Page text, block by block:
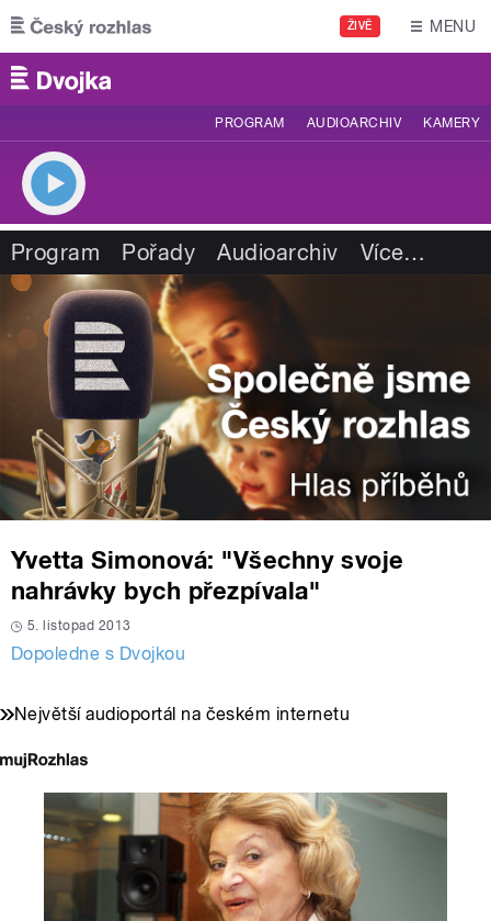
Přejít k hlavnímu obsahu
ŽIVĚ MENU
PROGRAM AUDIOARCHIV KAMERY
Program Pořady Audioarchiv Více…
Yvetta Simonová: "Všechny svoje
nahrávky bych přezpívala"
5. listopad 2013
Dopoledne s Dvojkou
Největší audioportál na českém internetu